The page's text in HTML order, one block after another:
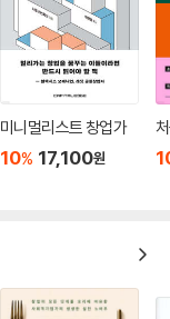
미니멀리스트 창업가
10% 17,100원